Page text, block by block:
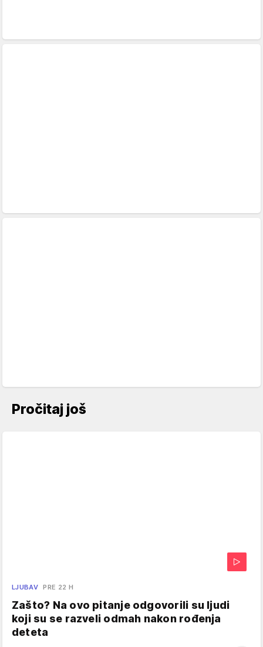
Pročitaj još
LJUBAV PRE 22 H
Zašto? Na ovo pitanje odgovorili su ljudi
koji su se razveli odmah nakon rođenja
deteta